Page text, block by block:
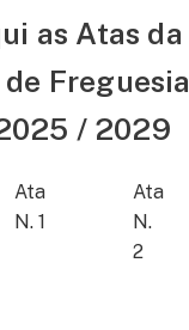
as Atas da
Freguesia
/ 2029
Ata
N. 1
Ata
N.
2